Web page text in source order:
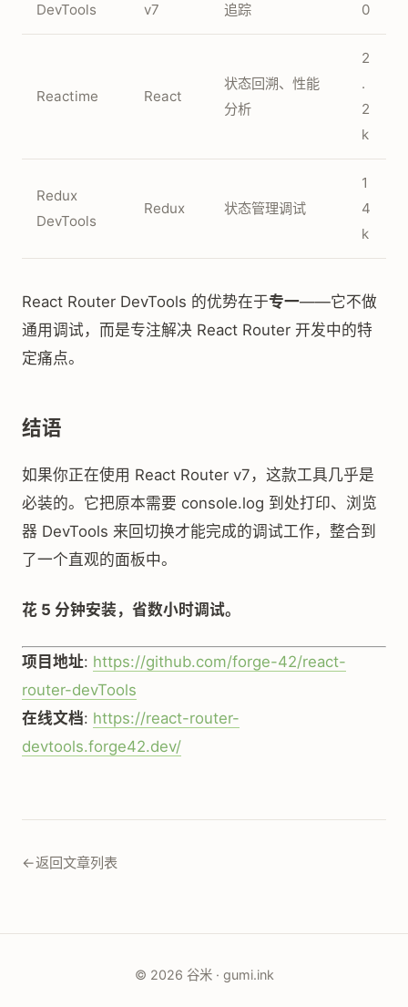
DevTools
v7
追踪
0
Reactime React
状态回溯、性能
分析
2
.
2
k
Redux
DevTools
Redux 状态管理调试
1
4
k
React Router DevTools 的优势在于专一——它不做
通用调试，而是专注解决 React Router 开发中的特
定痛点。
结语
如果你正在使用 React Router v7，这款工具几乎是
必装的。它把原本需要 console.log 到处打印、浏览
器 DevTools 来回切换才能完成的调试工作，整合到
了一个直观的面板中。
花 5 分钟安装，省数小时调试。
项目地址: https://github.com/forge-42/react-
router-devTools
在线文档: https://react-router-
devtools.forge42.dev/
←返回文章列表
© 2026 谷米 · gumi.ink